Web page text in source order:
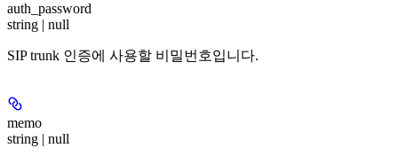
auth_password
string | null
SIP trunk 인증에 사용할 비밀번호입니다.
memo
string | null